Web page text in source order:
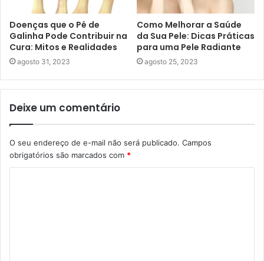
Doenças que o Pé de
Galinha Pode Contribuir na
Cura: Mitos e Realidades
agosto 31, 2023
Como Melhorar a Saúde
da Sua Pele: Dicas Práticas
para uma Pele Radiante
agosto 25, 2023
Deixe um comentário
O seu endereço de e-mail não será publicado. Campos
obrigatórios são marcados com *